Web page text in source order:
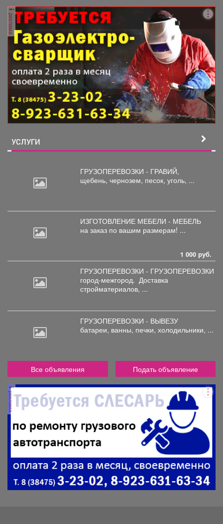
реклама
УСЛУГИ
ГРУЗОПЕРЕВОЗКИ - ГРАВИЙ,
щебень, чернозем, песок, уголь, ...
ИЗГОТОВЛЕНИЕ МЕБЕЛИ - МЕБЕЛЬ
на заказ по вашим размерам! ...
1 000 руб.
ГРУЗОПЕРЕВОЗКИ - ГРУЗОПЕРЕВОЗКИ
город-межгород. Доставка
стройматериалов, ...
ГРУЗОПЕРЕВОЗКИ - ВЫВЕЗУ
батареи, ванны, печки, холодильники, ...
Все объявления Подать объявление
реклама